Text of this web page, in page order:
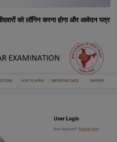
को लॉगिन करना होगा और आवेदन पत्र